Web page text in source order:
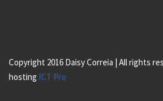
Copyright 2016 Daisy Correia | All rights
hosting ICT Pro